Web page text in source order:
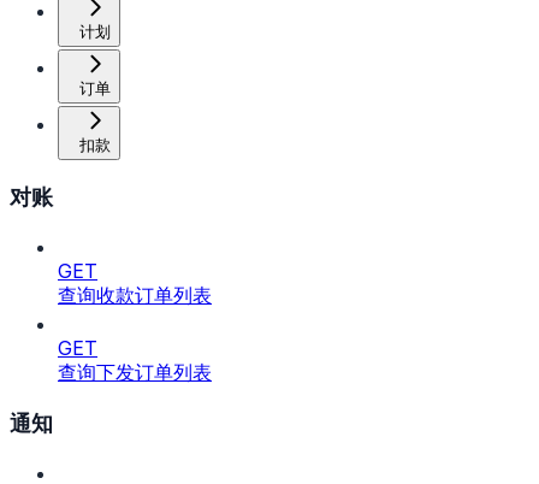
计划
订单
扣款
对账
GET
查询收款订单列表
GET
查询下发订单列表
通知